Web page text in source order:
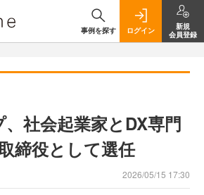
事例を探す ログイン
新規
会員登録
社会起業家とDX専門
締役として選任
2026/05/15 17:30